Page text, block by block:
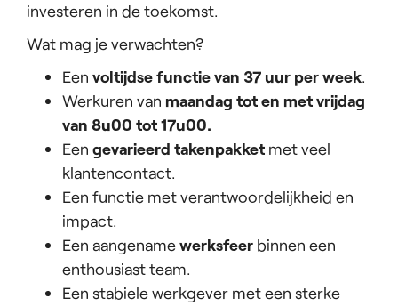
investeren in de toekomst.
Wat mag je verwachten?
Een voltijdse functie van 37 uur per week.
Werkuren van maandag tot en met vrijdag
van 8u00 tot 17u00.
Een gevarieerd takenpakket met veel
klantencontact.
Een functie met verantwoordelijkheid en
impact.
Een aangenamewerksfeer binnen een
enthousiast team.
Een stabiele werkgever met een sterke